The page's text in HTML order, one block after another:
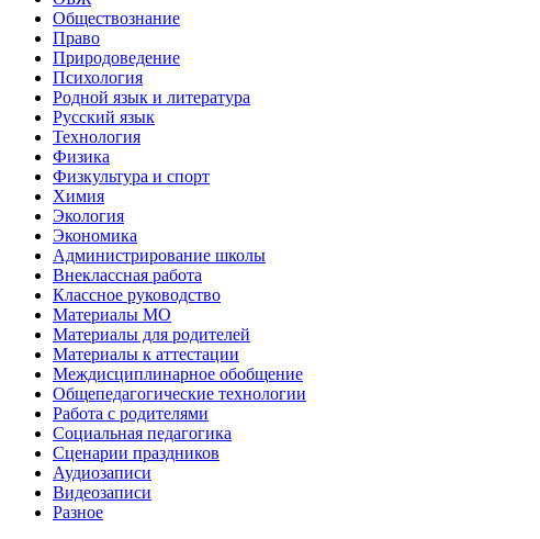
Обществознание
Право
Природоведение
Психология
Родной язык и литература
Русский язык
Технология
Физика
Физкультура и спорт
Химия
Экология
Экономика
Администрирование школы
Внеклассная работа
Классное руководство
Материалы МО
Материалы для родителей
Материалы к аттестации
Междисциплинарное обобщение
Общепедагогические технологии
Работа с родителями
Социальная педагогика
Сценарии праздников
Аудиозаписи
Видеозаписи
Разное